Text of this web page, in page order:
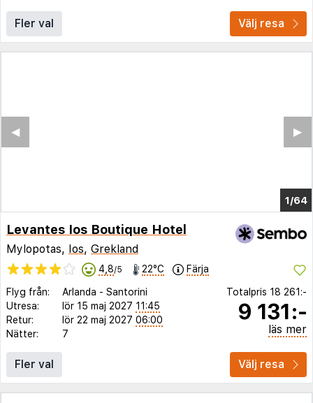
Fler val Välj resa
1/60
▶︎
◀︎
Levantes Ios Boutique Hotel
Mylopotas, Ios, Grekland
4,8/5 22°C Färja
Flyg från: Arlanda - Santorini
Utresa:
lör 15 maj 2027 11:45
Retur:
lör 22 maj 2027 06:00
Nätter:
7
Totalpris 18 261:-
9 131:-
läs mer
Fler val Välj resa